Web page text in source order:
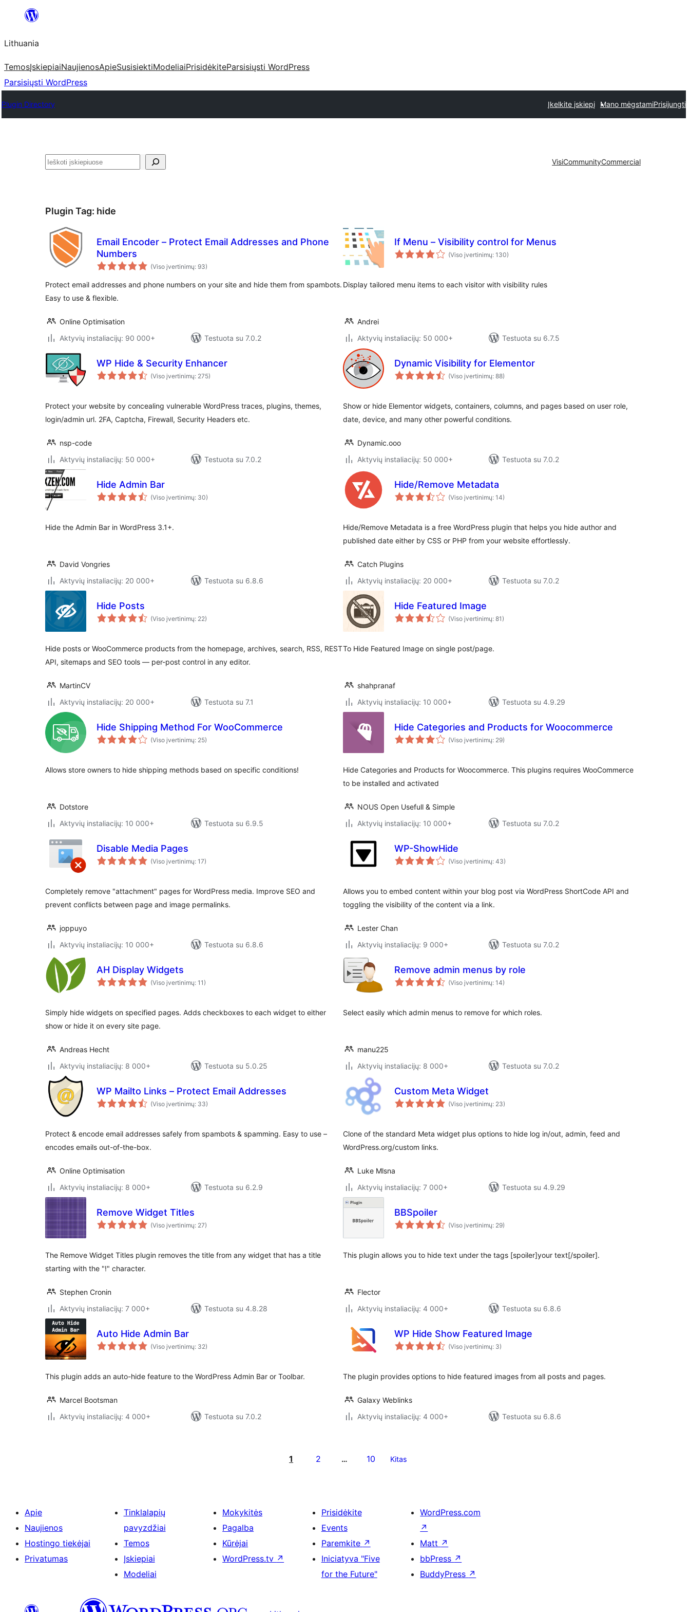
turinio
Lithuania
TemosĮskiepiaiNaujienosApieSusisiektiModeliaiPrisidėkiteParsisiųsti WordPress
Parsisiųsti WordPress
Plugin Directory Įkelkite įskiepį Mano mėgstamiPrisijungti
Paieška VisiCommunityCommercial
Plugin Tag: hide
Email Encoder – Protect Email Addresses and Phone
Numbers
(Viso įvertinimų: 93)
Protect email addresses and phone numbers on your site and hide them from spambots.
Easy to use & flexible.
Online Optimisation
Aktyvių instaliacijų: 90 000+
Testuota su 7.0.2
If Menu – Visibility control for Menus
(Viso įvertinimų: 130)
Display tailored menu items to each visitor with visibility rules
Andrei
Aktyvių instaliacijų: 50 000+
Testuota su 6.7.5
WP Hide & Security Enhancer
(Viso įvertinimų: 275)
Protect your website by concealing vulnerable WordPress traces, plugins, themes,
login/admin url. 2FA, Captcha, Firewall, Security Headers etc.
nsp-code
Aktyvių instaliacijų: 50 000+
Testuota su 7.0.2
Dynamic Visibility for Elementor
(Viso įvertinimų: 88)
Show or hide Elementor widgets, containers, columns, and pages based on user role,
date, device, and many other powerful conditions.
Dynamic.ooo
Aktyvių instaliacijų: 50 000+
Testuota su 7.0.2
Hide Admin Bar
(Viso įvertinimų: 30)
Hide the Admin Bar in WordPress 3.1+.
David Vongries
Aktyvių instaliacijų: 20 000+
Testuota su 6.8.6
Hide/Remove Metadata
(Viso įvertinimų: 14)
Hide/Remove Metadata is a free WordPress plugin that helps you hide author and
published date either by CSS or PHP from your website effortlessly.
Catch Plugins
Aktyvių instaliacijų: 20 000+
Testuota su 7.0.2
Hide Posts
(Viso įvertinimų: 22)
Hide posts or WooCommerce products from the homepage, archives, search, RSS, REST
API, sitemaps and SEO tools — per-post control in any editor.
MartinCV
Aktyvių instaliacijų: 20 000+
Testuota su 7.1
Hide Featured Image
(Viso įvertinimų: 81)
To Hide Featured Image on single post/page.
shahpranaf
Aktyvių instaliacijų: 10 000+
Testuota su 4.9.29
Hide Shipping Method For WooCommerce
(Viso įvertinimų: 25)
Allows store owners to hide shipping methods based on specific conditions!
Dotstore
Aktyvių instaliacijų: 10 000+
Testuota su 6.9.5
Hide Categories and Products for Woocommerce
(Viso įvertinimų: 29)
Hide Categories and Products for Woocommerce. This plugins requires WooCommerce
to be installed and activated
NOUS Open Usefull & Simple
Aktyvių instaliacijų: 10 000+
Testuota su 7.0.2
Disable Media Pages
(Viso įvertinimų: 17)
Completely remove "attachment" pages for WordPress media. Improve SEO and
prevent conflicts between page and image permalinks.
joppuyo
Aktyvių instaliacijų: 10 000+
Testuota su 6.8.6
WP-ShowHide
(Viso įvertinimų: 43)
Allows you to embed content within your blog post via WordPress ShortCode API and
toggling the visibility of the content via a link.
Lester Chan
Aktyvių instaliacijų: 9 000+
Testuota su 7.0.2
AH Display Widgets
(Viso įvertinimų: 11)
Simply hide widgets on specified pages. Adds checkboxes to each widget to either
show or hide it on every site page.
Andreas Hecht
Aktyvių instaliacijų: 8 000+
Testuota su 5.0.25
Remove admin menus by role
(Viso įvertinimų: 14)
Select easily which admin menus to remove for which roles.
manu225
Aktyvių instaliacijų: 8 000+
Testuota su 7.0.2
WP Mailto Links – Protect Email Addresses
(Viso įvertinimų: 33)
Protect & encode email addresses safely from spambots & spamming. Easy to use –
encodes emails out-of-the-box.
Online Optimisation
Aktyvių instaliacijų: 8 000+
Testuota su 6.2.9
Custom Meta Widget
(Viso įvertinimų: 23)
Clone of the standard Meta widget plus options to hide log in/out, admin, feed and
WordPress.org/custom links.
Luke Mlsna
Aktyvių instaliacijų: 7 000+
Testuota su 4.9.29
Remove Widget Titles
(Viso įvertinimų: 27)
The Remove Widget Titles plugin removes the title from any widget that has a title
starting with the "!" character.
Stephen Cronin
Aktyvių instaliacijų: 7 000+
Testuota su 4.8.28
BBSpoiler
(Viso įvertinimų: 29)
This plugin allows you to hide text under the tags [spoiler]your text[/spoiler].
Flector
Aktyvių instaliacijų: 4 000+
Testuota su 6.8.6
Auto Hide Admin Bar
(Viso įvertinimų: 32)
This plugin adds an auto-hide feature to the WordPress Admin Bar or Toolbar.
Marcel Bootsman
Aktyvių instaliacijų: 4 000+
Testuota su 7.0.2
WP Hide Show Featured Image
(Viso įvertinimų: 3)
The plugin provides options to hide featured images from all posts and pages.
Galaxy Weblinks
Aktyvių instaliacijų: 4 000+
Testuota su 6.8.6
1 2 … 10 Kitas
Apie
Naujienos
Hostingo tiekėjai
Privatumas
Tinklalapių
pavyzdžiai
Temos
Įskiepiai
Modeliai
Mokykitės
Pagalba
Kūrėjai
WordPress.tv ↗
Prisidėkite
Events
Paremkite ↗
Iniciatyva "Five
for the Future"
WordPress.com
↗
Matt ↗
bbPress ↗
BuddyPress ↗